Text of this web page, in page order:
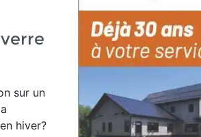
sur un
hiver?